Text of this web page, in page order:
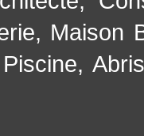
, Maison
Piscine,